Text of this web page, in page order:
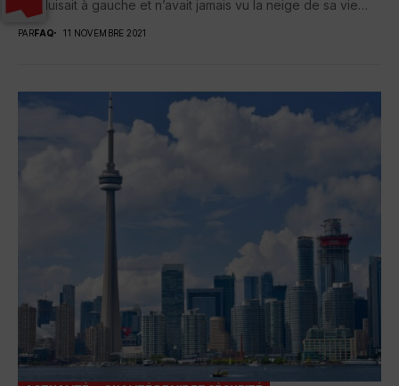
conduisait à gauche et n’avait jamais vu la neige de sa vie
PARFAQ 11 NOVEMBRE 2021